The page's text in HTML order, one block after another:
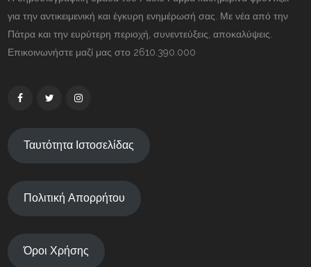
για την αντικειμενική και έγκυρη ενημέρωσή σας. Με νέα από την
Πάτρα και την ευρύτερη περιοχή, συνεντεύξεις, αποκαλύψεις.
Επικοινωνήστε μαζί μας στο 2610.390.000
Ταυτότητα Ιστοσελίδας
Πολιτική Απορρήτου
Όροι Χρήσης